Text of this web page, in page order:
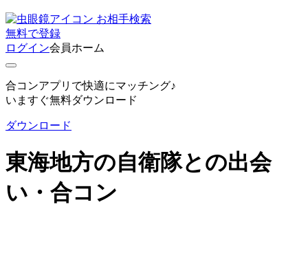
お相手検索
無料で登録
ログイン会員ホーム
合コンアプリで快適にマッチング♪
いますぐ無料ダウンロード
ダウンロード
東海地方の自衛隊との出会
い・合コン